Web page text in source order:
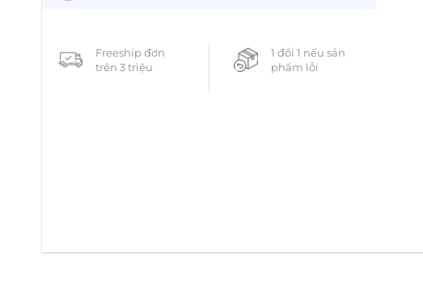
Freeship đơn
trên 3 triệu
1 đổi 1 nếu sản
phẩm lỗi